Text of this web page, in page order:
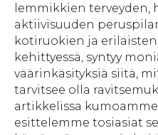
lemmikkien terveyden,
aktiivisuuden
kotiruokien ja
kehittyessä, syntyy
väärinkäsityksiä siitä,
tarvitsee olla
artikkelissa
esittelemme tosiasiat